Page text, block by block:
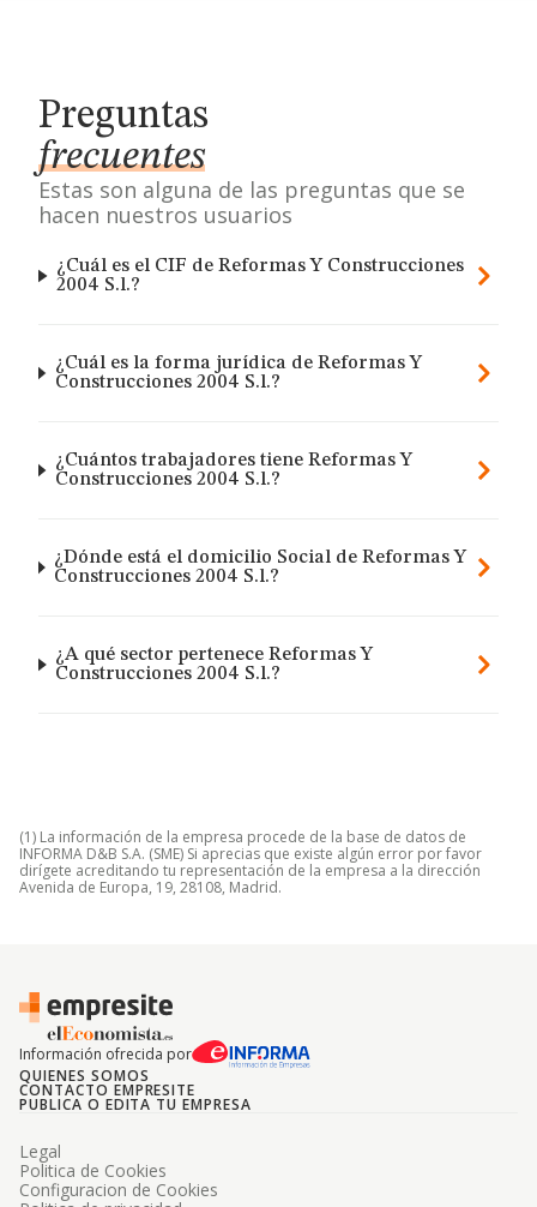
Preguntas
frecuentes
Estas son alguna de las preguntas que se
hacen nuestros usuarios
¿Cuál es el CIF de Reformas Y Construcciones
2004 S.l.?
¿Cuál es la forma jurídica de Reformas Y
Construcciones 2004 S.l.?
¿Cuántos trabajadores tiene Reformas Y
Construcciones 2004 S.l.?
¿Dónde está el domicilio Social de Reformas Y
Construcciones 2004 S.l.?
¿A qué sector pertenece Reformas Y
Construcciones 2004 S.l.?
(1) La información de la empresa procede de la base de datos de
INFORMA D&B S.A. (SME) Si aprecias que existe algún error por favor
dirígete acreditando tu representación de la empresa a la dirección
Avenida de Europa, 19, 28108, Madrid.
Información ofrecida por
QUIENES SOMOS
CONTACTO EMPRESITE
PUBLICA O EDITA TU EMPRESA
Legal
Politica de Cookies
Configuracion de Cookies